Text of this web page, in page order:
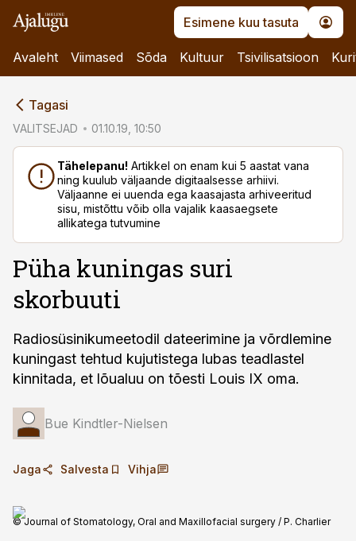
Esimene kuu tasuta
Avaleht Viimased Sõda Kultuur Tsivilisatsioon
Tagasi
VALITSEJAD 01.10.19, 10:50
Tähelepanu! Artikkel on enam kui 5 aastat vana
ning kuulub väljaande digitaalsesse arhiivi.
Väljaanne ei uuenda ega kaasajasta arhiveeritud
sisu, mistõttu võib olla vajalik kaasaegsete
allikatega tutvumine
Püha kuningas suri
skorbuuti
Radiosüsinikumeetodil dateerimine ja võrdlemine
kuningast tehtud kujutistega lubas teadlastel
kinnitada, et lõualuu on tõesti Louis IX oma.
Bue Kindtler-Nielsen
Jaga Salvesta Vihja
© Journal of Stomatology, Oral and Maxillofacial surgery / P. Charlier